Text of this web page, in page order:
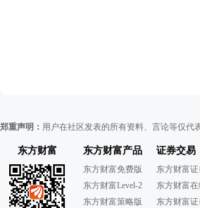
郑重声明： 用户在社区发表的所有资料、言论等仅代
东方财富 东方财富产品
东方财富免费版
东方财富Level-2
东方财富策略版
证券交易
东方财富
东方财富
东方财富